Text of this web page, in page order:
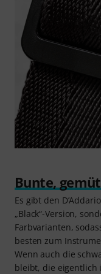
Bunte,
Es gibt den
„Black“-Version,
Farbvarianten,
besten zum
Wenn auch die
bleibt, die eigentlich